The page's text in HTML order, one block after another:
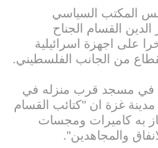
المكتب السياسي
القسام الجناح
على اجهزة اسرائيلية
من الجانب الفلسطيني.
في مسجد قرب منزله في
غزة ان "كتائب القسام
به كاميرات ومجسات
والمجاهدين".